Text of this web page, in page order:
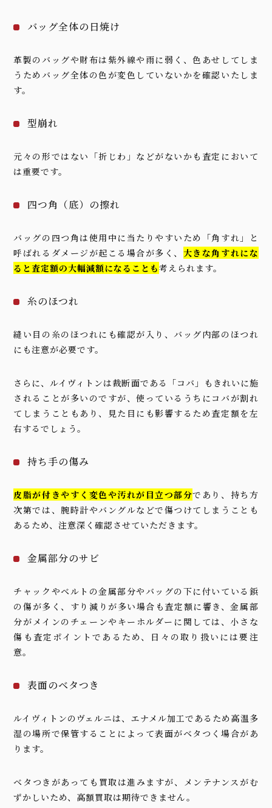
バッグ全体の日焼け
革製のバッグや財布は紫外線や雨に弱く、色あせしてしま
うためバッグ全体の色が変色していないかを確認いたしま
す。
型崩れ
元々の形ではない「折じわ」などがないかも査定において
は重要です。
四つ角（底）の擦れ
バッグの四つ角は使用中に当たりやすいため「角すれ」と
呼ばれるダメージが起こる場合が多く、 大きな角すれにな
ると査定額の大幅減額になることも考えられます。
糸のほつれ
縫い目の糸のほつれにも確認が入り、バッグ内部のほつれ
にも注意が必要です。
さらに、ルイヴィトンは裁断面である「コバ」もきれいに施
されることが多いのですが、使っているうちにコバが割れ
てしまうこともあり、見た目にも影響するため査定額を左
右するでしょう。
持ち手の傷み
皮脂が付きやすく変色や汚れが目立つ部分であり、持ち方
次第では、腕時計やバングルなどで傷つけてしまうことも
あるため、注意深く確認させていただきます。
金属部分のサビ
チャックやベルトの金属部分やバッグの下に付いている鋲
の傷が多く、すり減りが多い場合も査定額に響き、金属部
分がメインのチェーンやキーホルダーに関しては、小さな
傷も査定ポイントであるため、日々の取り扱いには要注
意。
表面のベタつき
ルイヴィトンのヴェルニは、エナメル加工であるため高温多
湿の場所で保管することによって表面がベタつく場合があ
ります。
ベタつきがあっても買取は進みますが、メンテナンスがむ
ずかしいため、高額買取は期待できません。